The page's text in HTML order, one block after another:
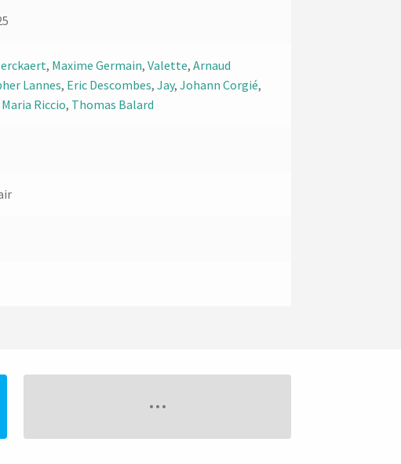
, Maxime Germain,Valette,Arnaud
Lannes, Eric Descombes,Jay,Johann Corgié,
Maria Riccio, Thomas Balard